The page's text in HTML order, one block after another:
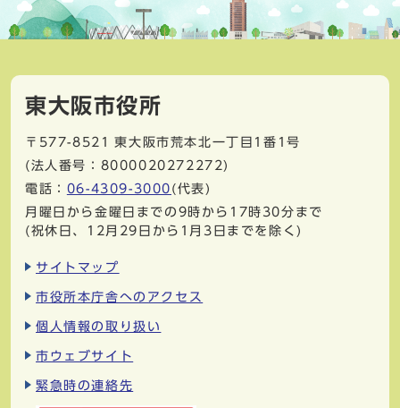
東大阪市役所
〒577-8521
東大阪市荒本北一丁目1番1号
(法人番号：8000020272272)
電話： 06-4309-3000 (代表)
月曜日から金曜日までの9時から17時30分まで
(祝休日、12月29日から1月3日までを除く)
サイトマップ
市役所本庁舎へのアクセス
個人情報の取り扱い
市ウェブサイト
緊急時の連絡先